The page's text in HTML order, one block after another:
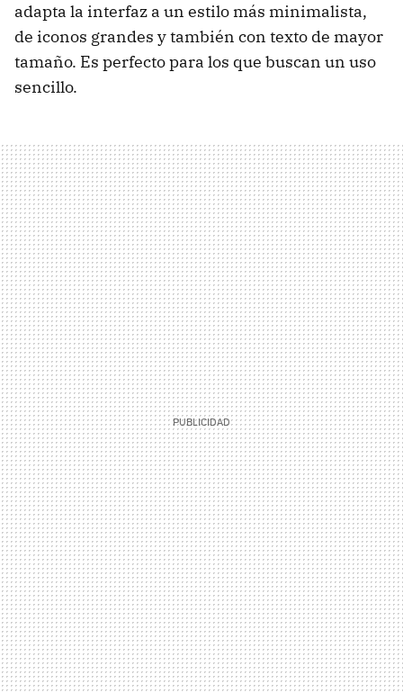
adapta la interfaz a un estilo más minimalista,
de iconos grandes y también con texto de mayor
tamaño. Es perfecto para los que buscan un uso
sencillo.